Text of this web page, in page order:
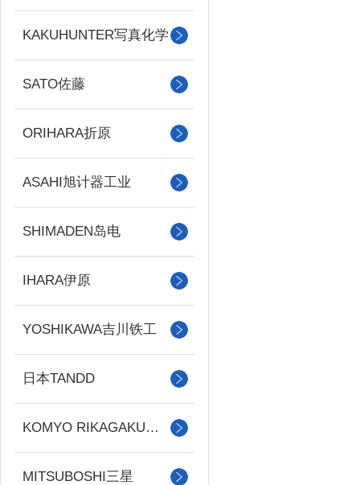
KAKUHUNTER写真化学
SATO佐藤
ORIHARA折原
ASAHI旭计器工业
SHIMADEN岛电
IHARA伊原
YOSHIKAWA吉川铁工
日本TANDD
KOMYO RIKAGAKU光明理化
MITSUBOSHI三星